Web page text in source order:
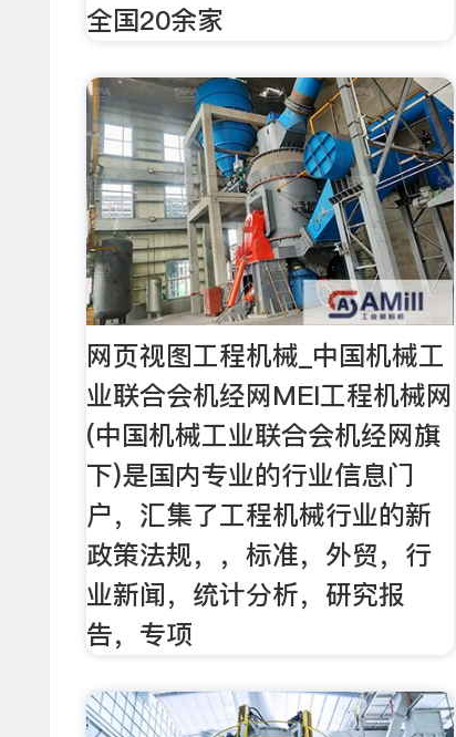
全国20余家
网页视图工程机械_中国机械工
业联合会机经网MEI工程机械网
(中国机械工业联合会机经网旗
下)是国内专业的行业信息门
户，汇集了工程机械行业的新
政策法规，，标准，外贸，行
业新闻，统计分析，研究报
告，专项